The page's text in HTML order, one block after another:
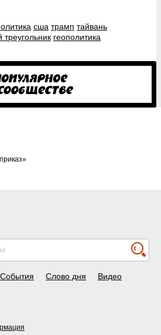
сша трамп тайвань
треугольник геополитика
События Слово дня Видео